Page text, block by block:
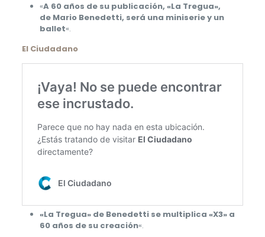
«A 60 años de su publicación, «La Tregua»,
de Mario Benedetti, será una miniserie y un
ballet«.
El Ciudadano
«La Tregua» de Benedetti se multiplica «X3» a
60 años de su creación«.